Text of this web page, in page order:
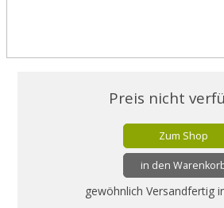
Preis nicht
Zum Shop
in den
gewöhnlich Versandfertig